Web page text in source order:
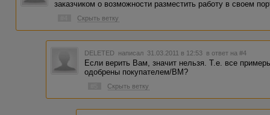
заказчиком о возможности разместить работу в своем
Скрыть ветку
DELETED написал 31.03.2011 в 12:53 в ответ на #4
Если верить Вам, значит нельзя. Т.е. все
одобрены покупателем/BM?
Скрыть ветку